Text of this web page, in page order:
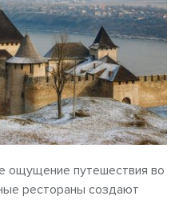
ощущение путешествия во
рестораны создают